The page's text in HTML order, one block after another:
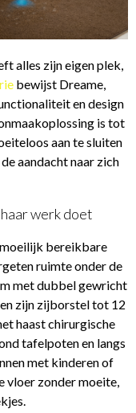
alles zijn eigen plek,
bewijst Dreame,
en design
is tot
aan te sluiten
aandacht naar zich
werk doet
bereikbare
ruimte onder de
met dubbel gewricht
zijn zijborstel tot 12
haast chirurgische
tafelpoten en langs
met kinderen of
vloer zonder moeite,